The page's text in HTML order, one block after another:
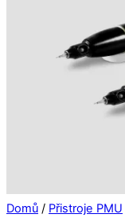
Domů / Přistroje PMU